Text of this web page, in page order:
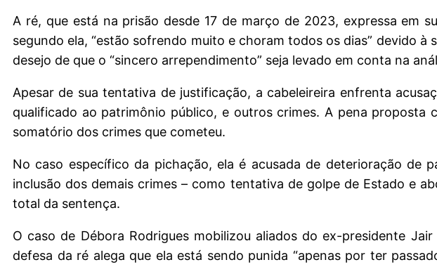
A ré, que está na prisão desde 17 de março de 2023, expressa em
segundo ela, “estão sofrendo muito e choram todos os dias” devido
desejo de que o “sincero arrependimento” seja levado em conta na
Apesar de sua tentativa de justificação, a cabeleireira enfrenta
qualificado ao patrimônio público, e outros crimes. A pena
somatório dos crimes que cometeu.
No caso específico da pichação, ela é acusada de deterioração de
inclusão dos demais crimes – como tentativa de golpe de Estado e
total da sentença.
O caso de Débora Rodrigues mobilizou aliados do ex-presidente
defesa da ré alega que ela está sendo punida “apenas por ter